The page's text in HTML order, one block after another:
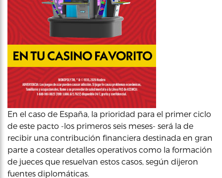
En el caso de España, la prioridad para el primer ciclo
de este pacto -los primeros seis meses- será la de
recibir una contribución financiera destinada en gran
parte a costear detalles operativos como la formación
de jueces que resuelvan estos casos, según dijeron
fuentes diplomáticas.